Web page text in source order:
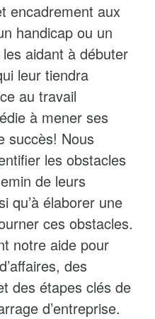
encadrement aux
handicap ou un
aidant à débuter
leur tiendra
au travail
à mener ses
succès! Nous
les obstacles
de leurs
qu’à élaborer une
ces obstacles.
notre aide pour
des
des étapes clés de
d’entreprise.